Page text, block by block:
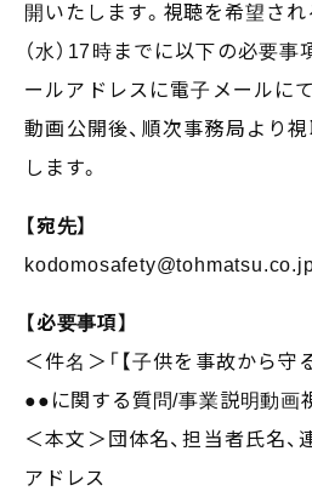
開いたします。視聴を希望さ
（水）17時までに以下の必要事
ールアドレスに電子メールに
動画公開後、順次事務局より
します。
【宛先】
【必要事項】
＜件名＞「【子供を事故から守
●●に関する質問/事業説明動画
＜本文＞団体名、担当者氏名、
アドレス